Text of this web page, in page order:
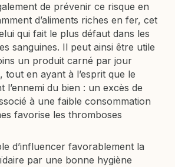
de prévenir ce risque en
d’aliments riches en fer, cet
qui fait le plus défaut dans les
sanguines. Il peut ainsi être utile
un produit carné par jour
tout en ayant à l’esprit que le
l’ennemi du bien : un excès de
à une faible consommation
favorise les thromboses
d’influencer favorablement la
par une bonne hygiène